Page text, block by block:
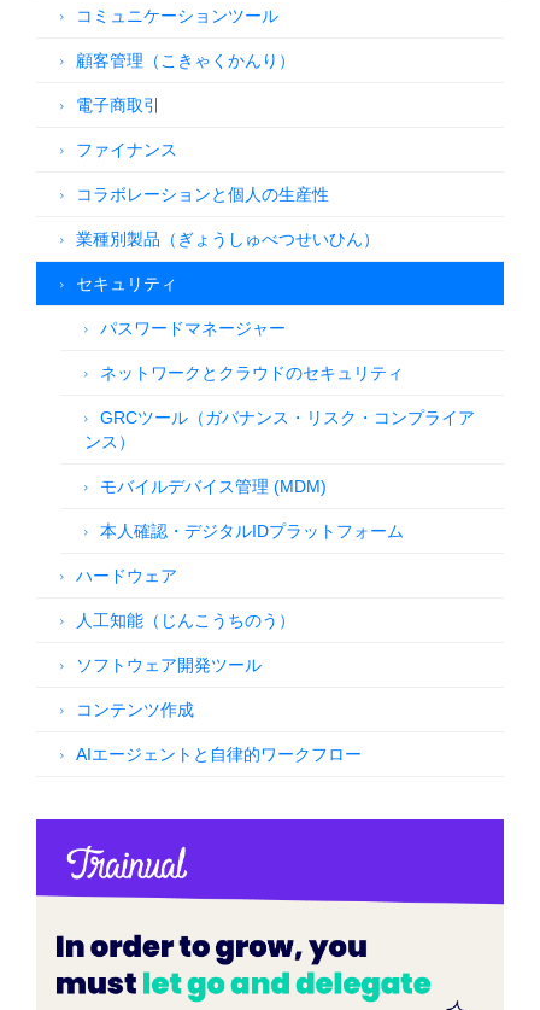
コミュニケーションツール
顧客管理（こきゃくかんり）
電子商取引
ファイナンス
コラボレーションと個人の生産性
業種別製品（ぎょうしゅべつせいひん）
セキュリティ
パスワードマネージャー
ネットワークとクラウドのセキュリティ
GRCツール（ガバナンス・リスク・コンプライア
ンス）
モバイルデバイス管理 (MDM)
本人確認・デジタルIDプラットフォーム
ハードウェア
人工知能（じんこうちのう）
ソフトウェア開発ツール
コンテンツ作成
AIエージェントと自律的ワークフロー